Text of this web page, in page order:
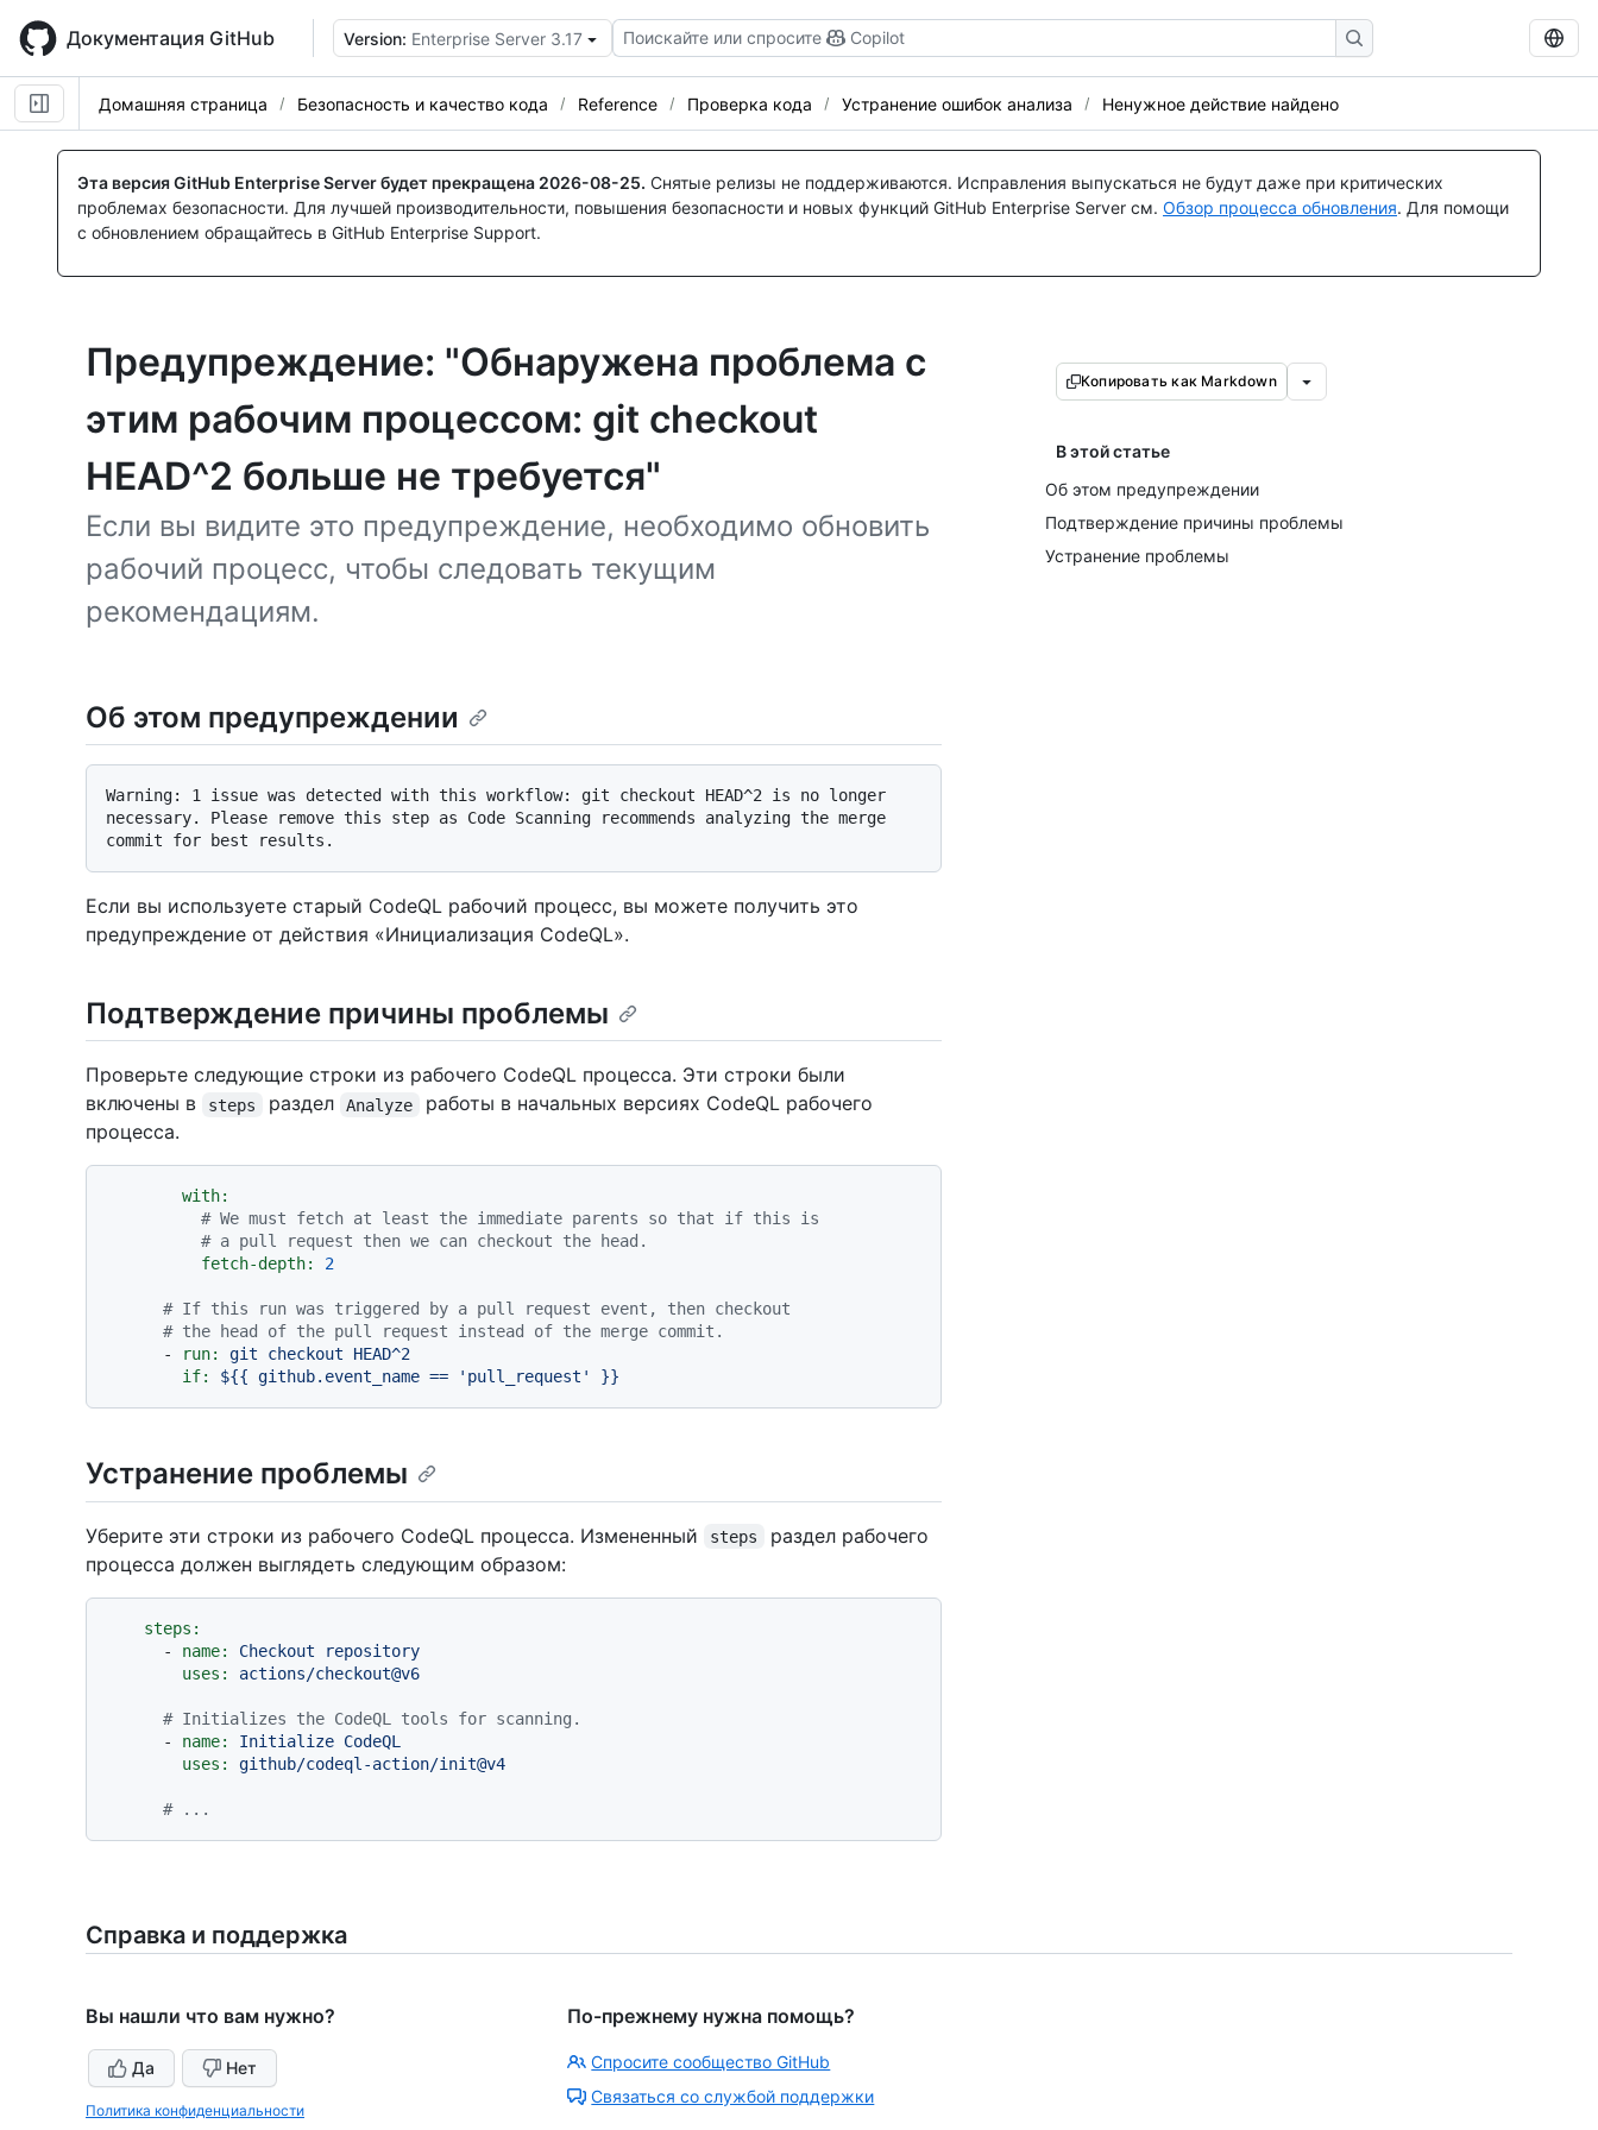
main
content
Документация GitHub Version: Enterprise Server 3.17 Поискайте или спросите Copilot
Домашняя страница Безопасность и качество кода Reference Проверка кода Устранение ошибок анализа Ненужное действие найдено
Эта версия GitHub Enterprise Server будет прекращена 2026-08-25. Снятые релизы не поддерживаются. Исправления выпускаться не будут даже при критических
проблемах безопасности. Для лучшей производительности, повышения безопасности и новых функций GitHub Enterprise Server см. Обзор процесса обновления. Для помощи
с обновлением обращайтесь в GitHub Enterprise Support.
Предупреждение: "Обнаружена проблема с
этим рабочим процессом: git checkout
HEAD^2 больше не требуется"
Если вы видите это предупреждение, необходимо обновить
рабочий процесс, чтобы следовать текущим
рекомендациям.
Копировать как Markdown
В этой статье
Об этом предупреждении
Подтверждение причины проблемы
Устранение проблемы
Об этом предупреждении
Warning: 1 issue was detected with this workflow: git checkout HEAD^2 is no longer
necessary. Please remove this step as Code Scanning recommends analyzing the merge
Если вы используете старый CodeQL рабочий процесс, вы можете получить это
предупреждение от действия «Инициализация CodeQL».
Подтверждение причины проблемы
Проверьте следующие строки из рабочего CodeQL процесса. Эти строки были
включены в
steps раздел Analyze
работы в начальных версиях CodeQL рабочего
процесса.
with:
# We must fetch at least the immediate parents so that if this is
# a pull request then we can checkout the head.
fetch-depth:
2
# If this run was triggered by a pull request event, then checkout
# the head of the pull request instead of the merge commit.
-
run: git checkout
HEAD^2
if:
${{ github.event_name == 'pull_request' }}
Устранение проблемы
Уберите эти строки из рабочего CodeQL процесса. Измененный steps
раздел рабочего
процесса должен выглядеть следующим образом:
steps:
-
name: Checkout
repository
uses:
actions/checkout@v6
# Initializes the CodeQL tools for scanning.
-
name: Initialize CodeQL
uses:
github/codeql-action/init@v4
# ...
Справка и поддержка
Вы нашли что вам нужно?
Да Нет
Политика конфиденциальности
По-прежнему нужна помощь?
Спросите сообщество GitHub
Связаться со службой поддержки